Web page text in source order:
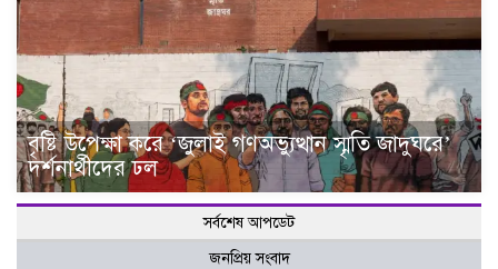
বৃষ্টি উপেক্ষা করে ‘জুলাই গণঅভ্যুত্থান স্মৃতি জাদুঘরে’
দর্শনার্থীদের ঢল
সর্বশেষ আপডেট
জনপ্রিয় সংবাদ